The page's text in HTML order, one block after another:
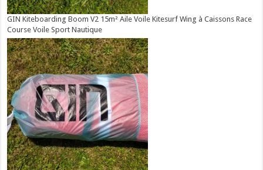
GIN Kiteboarding Boom V2 15m² Aile Voile Kitesurf Wing à Caissons Race
Course Voile Sport Nautique